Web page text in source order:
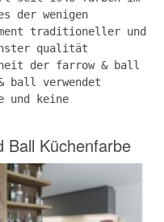
der wenigen
traditioneller und
qualität
der farrow & ball
ball verwendet
und keine
Ball Küchenfarbe